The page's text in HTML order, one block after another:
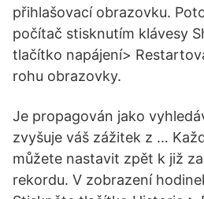
přihlašovací obrazovku.
počítač stisknutím klávesy
tlačítko napájení>
rohu obrazovky.
Je propagován jako
zvyšuje váš zážitek z …
můžete nastavit zpět k již
rekordu. V zobrazení